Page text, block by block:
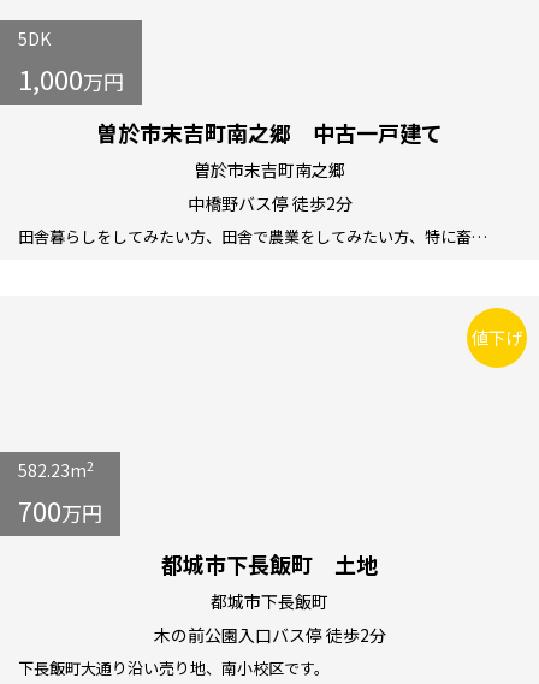
5DK
1,000万円
曽於市末吉町南之郷 中古一戸建て
曽於市末吉町南之郷
中橋野バス停 徒歩2分
田舎暮らしをしてみたい方、田舎で農業をしてみたい方、特に畜…
582.23m2
700万円
都城市下長飯町 土地
都城市下長飯町
木の前公園入口バス停 徒歩2分
下長飯町大通り沿い売り地、南小校区です。
値下げ